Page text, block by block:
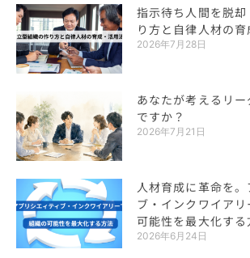
指示待ち人間を脱
り方と自律人材の
2026年7月28日
あなたが考えるリ
ですか？
2026年7月21日
人材育成に革命を
ブ・インクワイア
可能性を最大化する
2026年6月24日